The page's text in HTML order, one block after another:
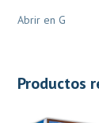
Abrir en G
Productos